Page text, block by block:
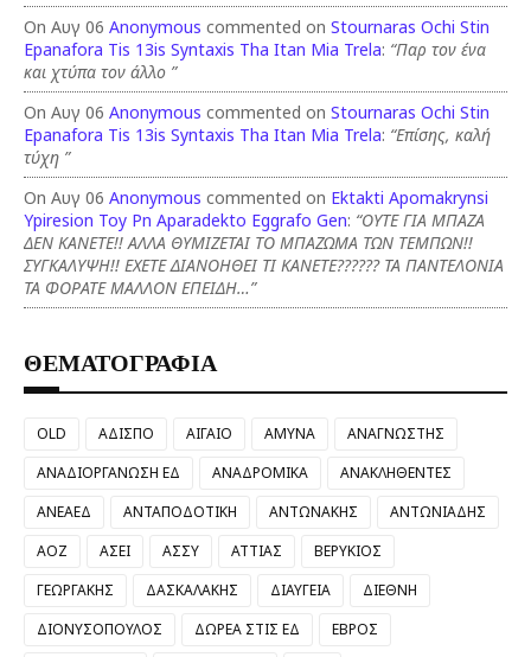
On Αυγ 06 Anonymous commented on Stournaras Ochi Stin
Epanafora Tis 13is Syntaxis Tha Itan Mia Trela: “Παρ τον ένα
και χτύπα τον άλλο ”
On Αυγ 06 Anonymous commented on Stournaras Ochi Stin
Epanafora Tis 13is Syntaxis Tha Itan Mia Trela: “Επίσης, καλή
τύχη ”
On Αυγ 06 Anonymous commented on Ektakti Apomakrynsi
Ypiresion Toy Pn Aparadekto Eggrafo Gen: “ΟΥΤΕ ΓΙΑ ΜΠΑΖΑ
ΔΕΝ ΚΑΝΕΤΕ!! ΑΛΛΑ ΘΥΜΙΖΕΤΑΙ ΤΟ ΜΠΑΖΩΜΑ ΤΩΝ ΤΕΜΠΩΝ!!
ΣΥΓΚΑΛΥΨΗ!! ΕΧΕΤΕ ΔΙΑΝΟΗΘΕΙ ΤΙ ΚΑΝΕΤΕ?????? ΤΑ ΠΑΝΤΕΛΟΝΙΑ
ΤΑ ΦΟΡΑΤΕ ΜΑΛΛΟΝ ΕΠΕΙΔΗ…”
ΘΕΜΑΤΟΓΡΑΦΙΑ
OLD ΑΔΙΣΠΟ ΑΙΓΑΙΟ ΑΜΥΝΑ
ΑΝΑΓΝΩΣΤΗΣ
ΑΝΑΔΙΟΡΓΑΝΩΣΗ ΕΔ
ΑΝΑΔΡΟΜΙΚΑ
ΑΝΑΚΛΗΘΕΝΤΕΣ
ΑΝΕΑΕΔ
ΑΝΤΑΠΟΔΟΤΙΚΗ ΑΝΤΩΝΑΚΗΣ
ΑΝΤΩΝΙΑΔΗΣ
ΑΟΖ
ΑΣΕΙ ΑΣΣΥ ΑΤΤΙΑΣ
ΒΕΡΥΚΙΟΣ
ΓΕΩΡΓΑΚΗΣ
ΔΑΣΚΑΛΑΚΗΣ ΔΙΑΥΓΕΙΑ
ΔΙΕΘΝΗ
ΔΙΟΝΥΣΟΠΟΥΛΟΣ
ΔΩΡΕΑ ΣΤΙΣ ΕΔ
ΕΒΡΟΣ